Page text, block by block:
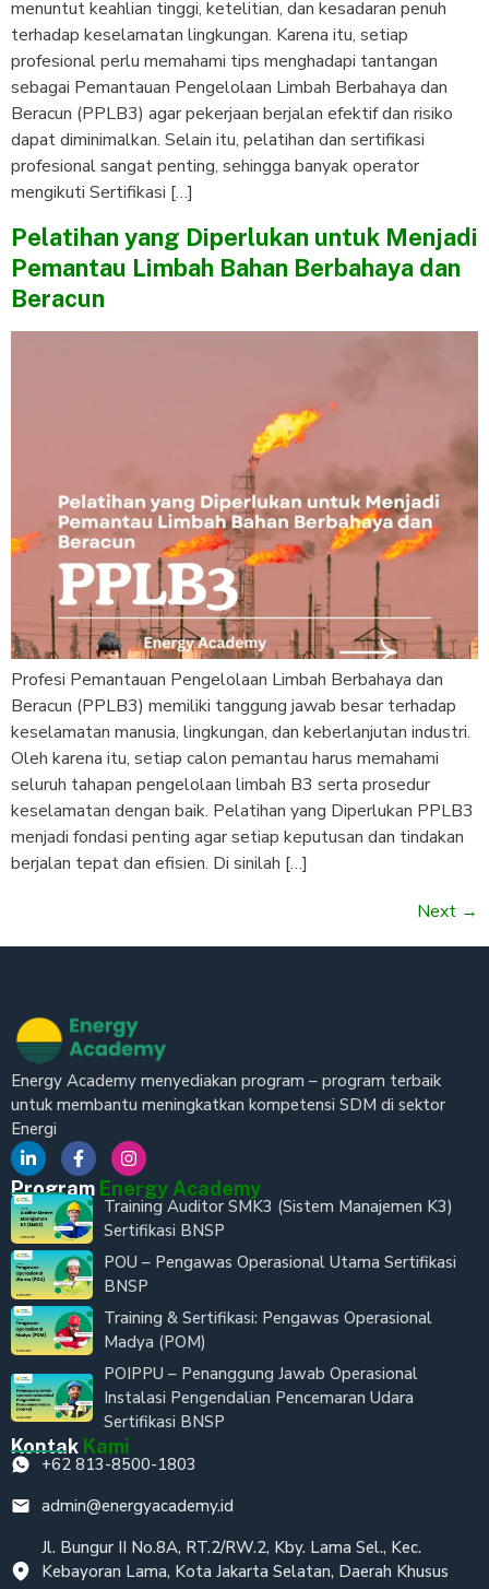
menuntut keahlian tinggi, ketelitian, dan kesadaran penuh
terhadap keselamatan lingkungan. Karena itu, setiap
profesional perlu memahami tips menghadapi tantangan
sebagai Pemantauan Pengelolaan Limbah Berbahaya dan
Beracun (PPLB3) agar pekerjaan berjalan efektif dan risiko
dapat diminimalkan. Selain itu, pelatihan dan sertifikasi
profesional sangat penting, sehingga banyak operator
mengikuti Sertifikasi […]
Pelatihan yang Diperlukan untuk Menjadi
Pemantau Limbah Bahan Berbahaya dan
Beracun
Profesi Pemantauan Pengelolaan Limbah Berbahaya dan
Beracun (PPLB3) memiliki tanggung jawab besar terhadap
keselamatan manusia, lingkungan, dan keberlanjutan industri.
Oleh karena itu, setiap calon pemantau harus memahami
seluruh tahapan pengelolaan limbah B3 serta prosedur
keselamatan dengan baik. Pelatihan yang Diperlukan PPLB3
menjadi fondasi penting agar setiap keputusan dan tindakan
berjalan tepat dan efisien. Di sinilah […]
Next →
Energy Academy menyediakan program – program terbaik
untuk membantu meningkatkan kompetensi SDM di sektor
Energi
Program Energy Academy
Training Auditor SMK3 (Sistem Manajemen K3)
Sertifikasi BNSP
POU – Pengawas Operasional Utama Sertifikasi
BNSP
Training & Sertifikasi: Pengawas Operasional
Madya (POM)
POIPPU – Penanggung Jawab Operasional
Instalasi Pengendalian Pencemaran Udara
Sertifikasi BNSP
Kontak Kami
+62 813-8500-1803
admin@energyacademy.id
Jl. Bungur II No.8A, RT.2/RW.2, Kby. Lama Sel., Kec.
Kebayoran Lama, Kota Jakarta Selatan, Daerah Khusus